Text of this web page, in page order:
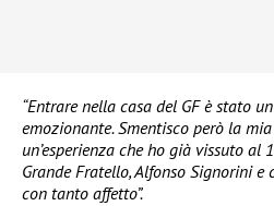
“Entrare nella casa del GF è stato
emozionante. Smentisco però la
un’esperienza che ho già vissuto al
Grande Fratello, Alfonso Signorini
con tanto affetto”.